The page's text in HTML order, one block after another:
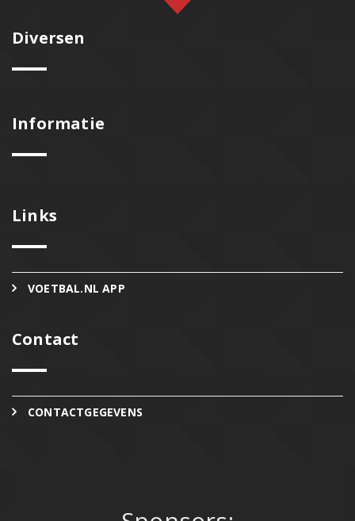
Diversen
Informatie
Links
VOETBAL.NL APP
Contact
CONTACTGEGEVENS